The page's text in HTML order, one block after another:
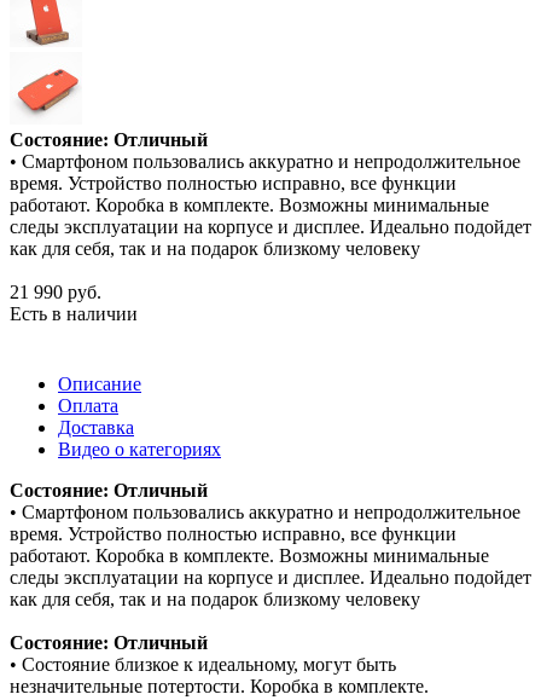
Состояние: Отличный
• Смартфоном пользовались аккуратно и непродолжительное
время. Устройство полностью исправно, все функции
работают. Коробка в комплекте. Возможны минимальные
следы эксплуатации на корпусе и дисплее. Идеально подойдет
как для себя, так и на подарок близкому человеку
21 990 руб.
Есть в наличии
Описание
Оплата
Доставка
Видео о категориях
Состояние: Отличный
• Смартфоном пользовались аккуратно и непродолжительное
время. Устройство полностью исправно, все функции
работают. Коробка в комплекте. Возможны минимальные
следы эксплуатации на корпусе и дисплее. Идеально подойдет
как для себя, так и на подарок близкому человеку
Состояние: Отличный
• Состояние близкое к идеальному, могут быть
незначительные потертости. Коробка в комплекте.